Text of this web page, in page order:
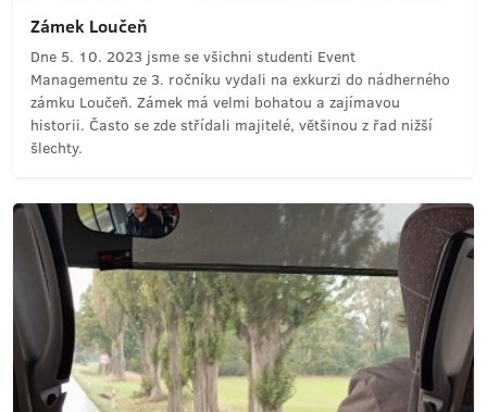
Zámek Loučeň
Dne 5. 10. 2023 jsme se všichni studenti Event
Managementu ze 3. ročníku vydali na exkurzi do nádherného
zámku Loučeň. Zámek má velmi bohatou a zajímavou
historii. Často se zde střídali majitelé, většinou z řad nižší
šlechty.